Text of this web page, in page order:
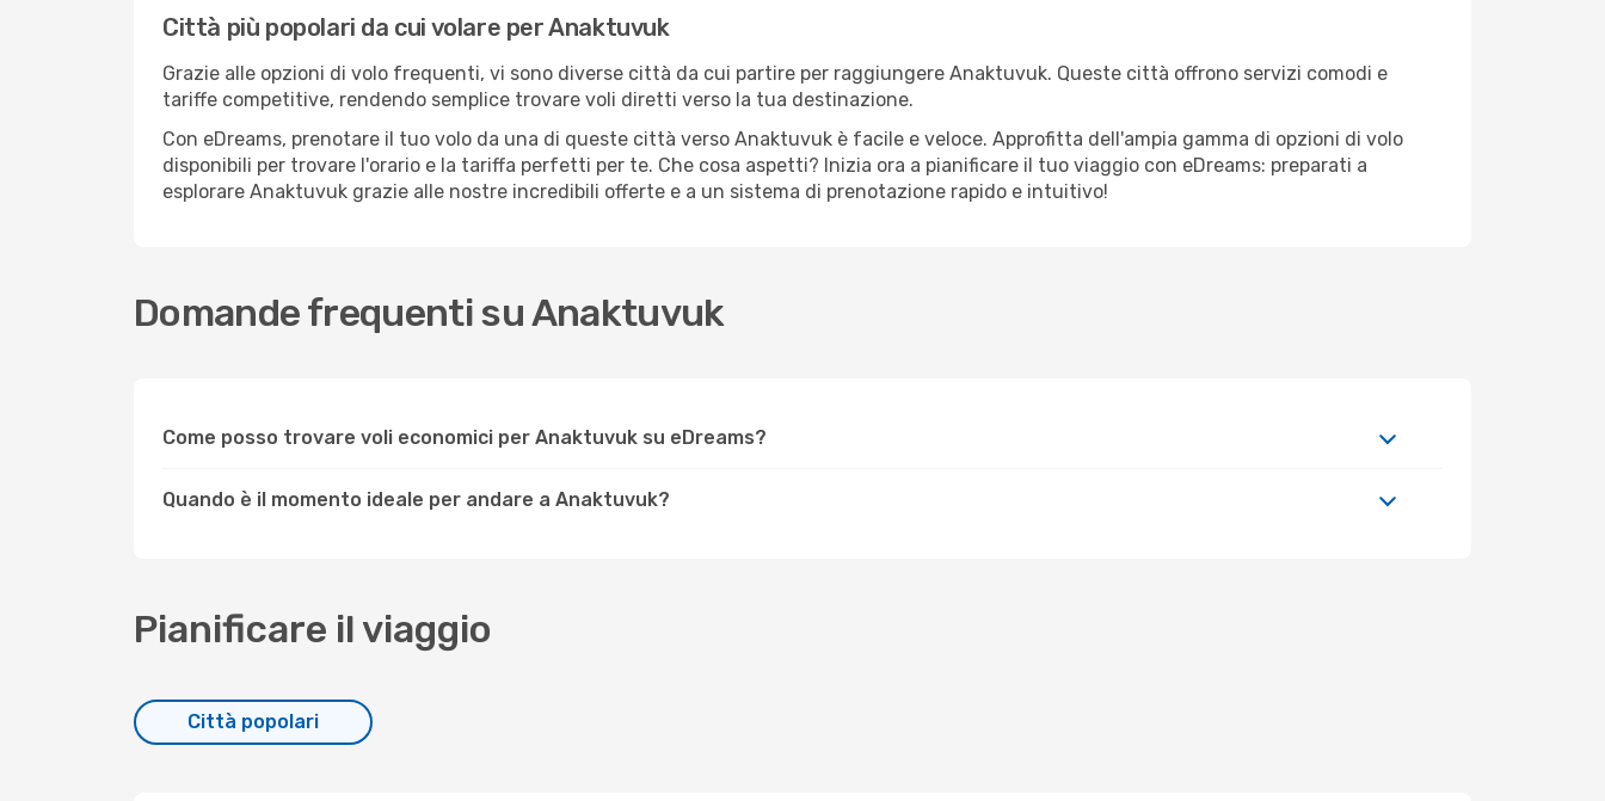
Città più popolari da cui volare per Anaktuvuk
Grazie alle opzioni di volo frequenti, vi sono diverse città da cui partire per raggiungere Anaktuvuk. Queste città offrono servizi comodi e
tariffe competitive, rendendo semplice trovare voli diretti verso la tua destinazione.
Con eDreams, prenotare il tuo volo da una di queste città verso Anaktuvuk è facile e veloce. Approfitta dell'ampia gamma di opzioni di volo
disponibili per trovare l'orario e la tariffa perfetti per te. Che cosa aspetti? Inizia ora a pianificare il tuo viaggio con eDreams: preparati a
esplorare Anaktuvuk grazie alle nostre incredibili offerte e a un sistema di prenotazione rapido e intuitivo!
Domande frequenti su Anaktuvuk
Come posso trovare voli economici per Anaktuvuk su eDreams?
Quando è il momento ideale per andare a Anaktuvuk?
Pianificare il viaggio
Città popolari